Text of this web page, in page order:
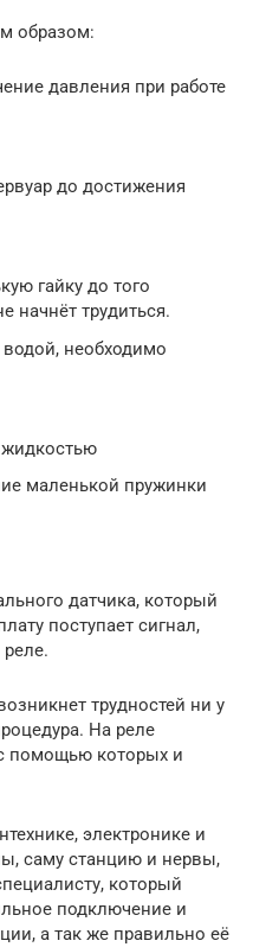
образом:
давления при работе
до достижения
гайку до того
начнёт трудиться.
необходимо
маленькой пружинки
датчика, который
поступает сигнал,
трудностей ни у
На реле
помощью которых и
электронике и
саму станцию и нервы,
который
подключение и
а так же правильно её